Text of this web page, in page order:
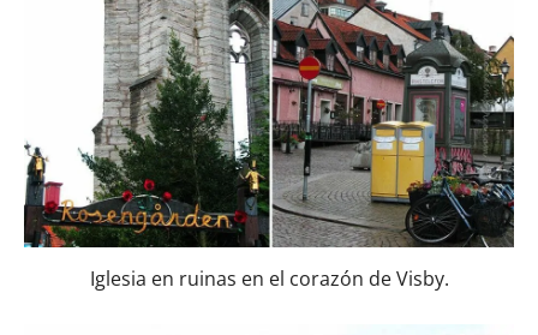
Iglesia en ruinas en el corazón de Visby.